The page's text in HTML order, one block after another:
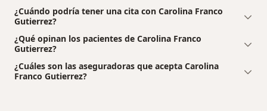
¿Cuándo podría tener una cita con Carolina Franco
Gutierrez?
¿Qué opinan los pacientes de Carolina Franco
Gutierrez?
¿Cuáles son las aseguradoras que acepta Carolina
Franco Gutierrez?